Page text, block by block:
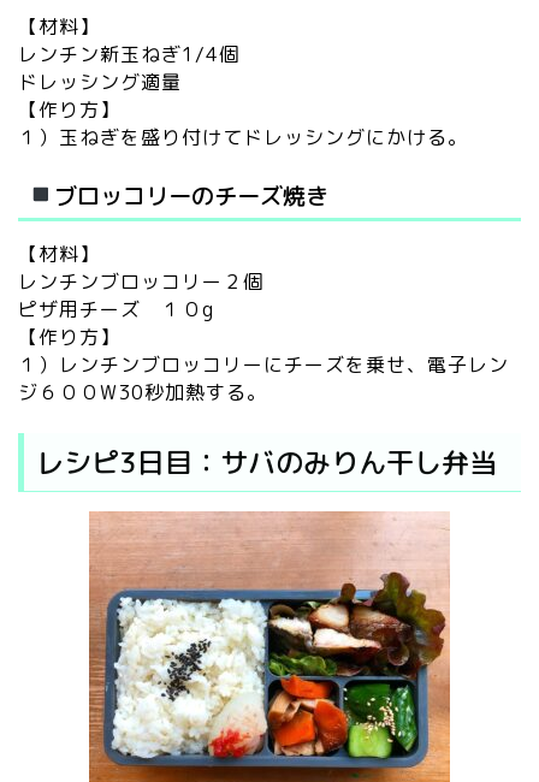
【材料】
レンチン新玉ねぎ1/4個
ドレッシング適量
【作り方】
１）玉ねぎを盛り付けてドレッシングにかける。
ブロッコリーのチーズ焼き
【材料】
レンチンブロッコリー２個
ピザ用チーズ １０g
【作り方】
１）レンチンブロッコリーにチーズを乗せ、電子レン
ジ６００W30秒加熱する。
レシピ3日目：サバのみりん干し弁当